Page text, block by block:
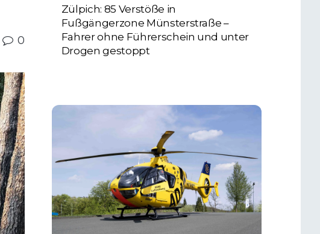
0
Zülpich: 85 Verstöße in
Fußgängerzone Münsterstraße –
Fahrer ohne Führerschein und unter
Drogen gestoppt